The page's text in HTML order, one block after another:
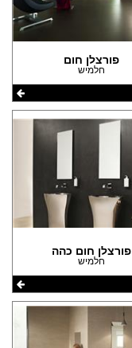
פורצלן חום
חלמיש
פורצלן חום כהה
חלמיש